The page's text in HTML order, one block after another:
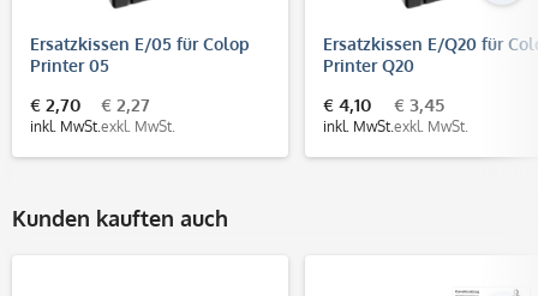
Ersatzkissen E/05 für Colop
Printer 05
€ 2,70
inkl. MwSt.
€ 2,27
exkl. MwSt.
Ersatzkissen E/Q20 für
Printer Q20
€ 4,10
inkl. MwSt.
€ 3,45
exkl. MwSt.
Kunden kauften auch